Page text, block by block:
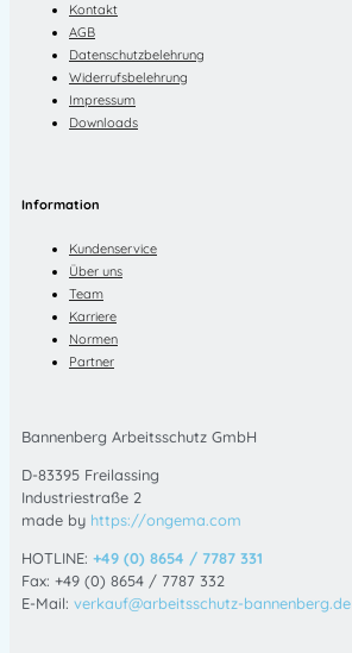
Kontakt
AGB
Datenschutzbelehrung
Widerrufsbelehrung
Impressum
Downloads
Information
Kundenservice
Über uns
Team
Karriere
Normen
Partner
Bannenberg Arbeitsschutz GmbH
D-83395 Freilassing
Industriestraße 2
made by https://ongema.com
HOTLINE: +49 (0) 8654 / 7787 331
Fax: +49 (0) 8654 / 7787 332
E-Mail: verkauf@arbeitsschutz-bannenberg.de